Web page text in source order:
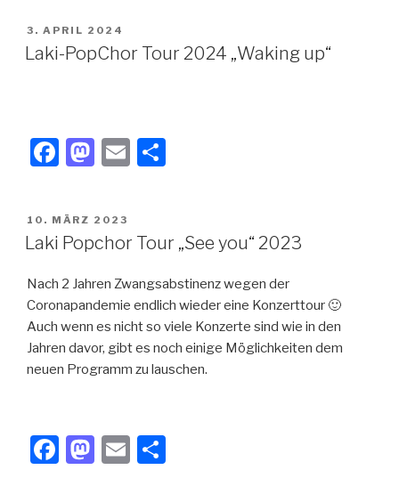
c
e
o
k
st
o
n
n
VERÖFFENTLICHT
AM
3. APRIL 2024
Laki-PopChor Tour 2024 „Waking up“
F
c
e
o
o
k
M
st
o
o
n
E
n
VERÖFFENTLICHT
AM
10. MÄRZ 2023
Laki Popchor Tour „See you“ 2023
Nach 2 Jahren Zwangsabstinenz wegen der
Coronapandemie endlich wieder eine Konzerttour 🙂
Auch wenn es nicht so viele Konzerte sind wie in den
Jahren davor, gibt es noch einige Möglichkeiten dem
neuen Programm zu lauschen.
F
M E